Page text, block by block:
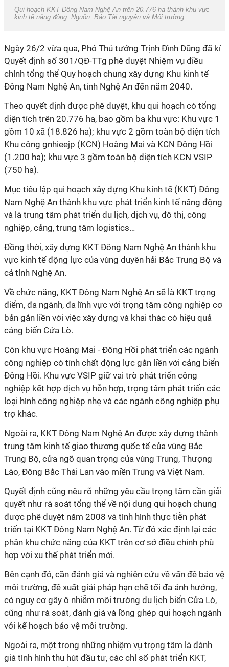
Qui hoạch KKT Đông Nam Nghệ An trên 20.776 ha thành khu vực
kinh tế năng động. Nguồn: Báo Tài nguyên và Môi trường.
Ngày 26/2 vừa qua, Phó Thủ tướng Trịnh Đình Dũng đã kí
Quyết định số 301/QĐ-TTg phê duyệt Nhiệm vụ điều
chỉnh tổng thể Quy hoạch chung xây dựng Khu kinh tế
Đông Nam Nghệ An, tỉnh Nghệ An đến năm 2040.
Theo quyết định được phê duyệt, khu qui hoạch có tổng
diện tích trên 20.776 ha, bao gồm ba khu vực: Khu vực 1
gồm 10 xã (18.826 ha); khu vực 2 gồm toàn bộ diện tích
Khu công gnhieejp (KCN) Hoàng Mai và KCN Đông Hồi
(1.200 ha); khu vực 3 gồm toàn bộ diện tích KCN VSIP
(750 ha).
Mục tiêu lập qui hoạch xây dựng Khu kinh tế (KKT) Đông
Nam Nghệ An thành khu vực phát triển kinh tế năng động
và là trung tâm phát triển du lịch, dịch vụ, đô thị, công
nghiệp, cảng, trung tâm logistics…
Đồng thời, xây dựng KKT Đông Nam Nghệ An thành khu
vực kinh tế động lực của vùng duyên hải Bắc Trung Bộ và
cả tỉnh Nghệ An.
Về chức năng, KKT Đông Nam Nghệ An sẽ là KKT trọng
điểm, đa ngành, đa lĩnh vực với trọng tâm công nghiệp cơ
bản gắn liền với việc xây dựng và khai thác có hiệu quả
cảng biển Cửa Lò.
Còn khu vực Hoàng Mai - Đông Hồi phát triển các ngành
công nghiệp có tính chất động lực gắn liền với cảng biển
Đông Hồi. Khu vực VSIP giữ vai trò phát triển công
nghiệp kết hợp dịch vụ hỗn hợp, trọng tâm phát triển các
loại hình công nghiệp nhẹ và các ngành công nghiệp phụ
trợ khác.
Ngoài ra, KKT Đông Nam Nghệ An được xây dựng thành
trung tâm kinh tế giao thương quốc tế của vùng Bắc
Trung Bộ, cửa ngõ quan trọng của vùng Trung, Thượng
Lào, Đông Bắc Thái Lan vào miền Trung và Việt Nam.
Quyết định cũng nêu rõ những yêu cầu trọng tâm cần giải
quyết như rà soát tổng thể về nội dung qui hoạch chung
được phê duyệt năm 2008 và tình hình thực tiễn phát
triển tại KKT Đông Nam Nghệ An. Từ đó xác định lại các
phân khu chức năng của KKT trên cơ sở điều chỉnh phù
hợp với xu thế phát triển mới.
Bên cạnh đó, cần đánh giá và nghiên cứu về vấn đề bảo vệ
môi trường, đề xuất giải pháp hạn chế tối đa ảnh hưởng,
có nguy cơ gây ô nhiễm môi trường du lịch biển Cửa Lò,
cũng như rà soát, đánh giá và lồng ghép qui hoạch ngành
với kế hoạch bảo vệ môi trường.
Ngoài ra, một trong những nhiệm vụ trọng tâm là đánh
giá tình hình thu hút đầu tư, các chỉ số phát triển KKT,